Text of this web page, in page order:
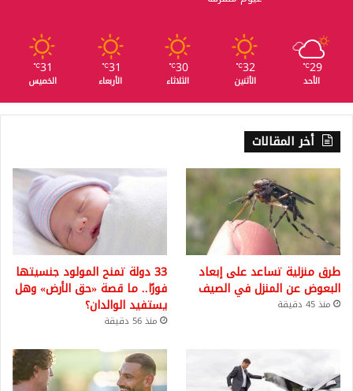
29
℃
الأحد
32
℃
الأثنين
30
℃
الثلاثاء
31
℃
الأربعاء
31
℃
الخميس
أخر المقالات
طرق منزلية تساعد على إبعاد
البعوض عن المنزل في الصيف
منذ 45 دقيقة
33 دولة تمنح المولود جنسيتها
فورًا.. ما قصة «حق الأرض» وهل
يستفيد الوالدان؟
منذ 56 دقيقة